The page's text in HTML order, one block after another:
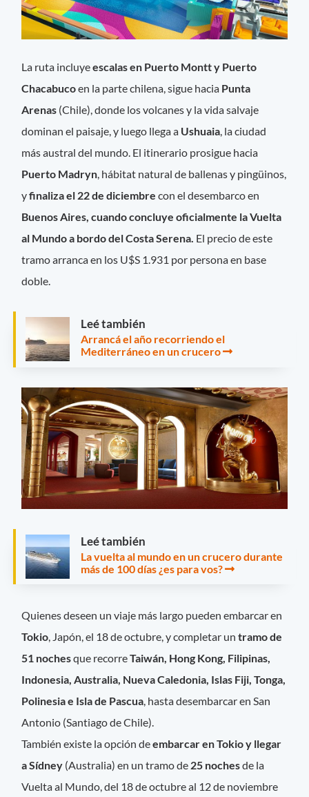
La ruta incluyeescalas en Puerto Montt y Puerto
Chacabucoen la parte chilena, sigue hacia Punta
Arenas (Chile), donde los volcanes y la vida salvaje
dominan el paisaje, y luego llega a Ushuaia, la ciudad
más austral del mundo. El itinerario prosigue hacia
Puerto Madryn, hábitat natural de ballenas y pingüinos,
yfinaliza el 22 de diciembrecon el desembarco en
Buenos Aires, cuando concluye oficialmente la Vuelta
al Mundo a bordo del Costa Serena. El precio de este
tramo arranca en los U$S 1.931 por persona en base
doble.
Leé también
Arrancá el año recorriendo el
Mediterráneo en un crucero
Leé también
La vuelta al mundo en un crucero durante
más de 100 días ¿es para vos?
Quienes deseen un viaje más largo pueden embarcar en
Tokio, Japón, el 18 de octubre, y completar untramo de
51 nochesque recorreTaiwán, Hong Kong, Filipinas,
Indonesia, Australia, Nueva Caledonia, Islas Fiji, Tonga,
Polinesia e Isla de Pascua, hasta desembarcar en San
Antonio (Santiago de Chile).
También existe la opción deembarcar en Tokio y llegar
a Sídney (Australia) en un tramo de 25 nochesde la
Vuelta al Mundo, del 18 de octubre al 12 de noviembre